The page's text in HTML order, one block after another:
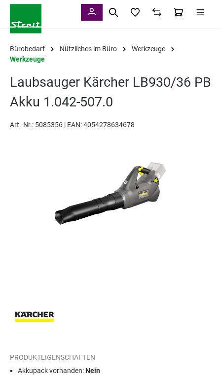
Bürobedarf Nützliches im Büro
Werkzeuge
Werkzeuge
Laubsauger Kärcher LB930/36 PB
Akku 1.042-507.0
Art.-Nr.: 5085356 | EAN: 4054278634678
PRODUKTEIGENSCHAFTEN
Akkupack vorhanden:Nein